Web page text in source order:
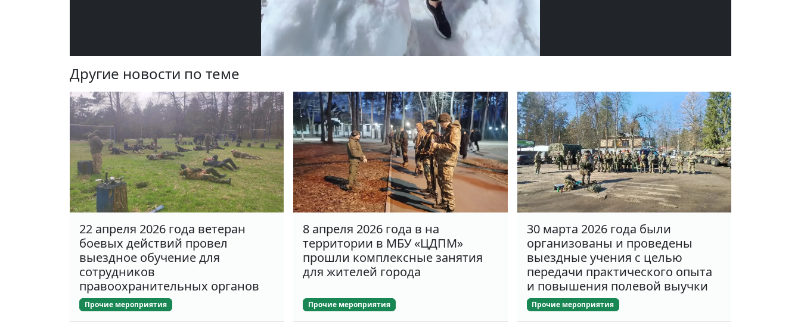
Другие новости по теме
22 апреля 2026 года ветеран
боевых действий провел
выездное обучение для
сотрудников
правоохранительных органов
Прочие мероприятия
8 апреля 2026 года в на
территории в МБУ «ЦДПМ»
прошли комплексные занятия
для жителей города
Прочие мероприятия
30 марта 2026 года были
организованы и проведены
выездные учения с целью
передачи практического опыта
и повышения полевой выучки
Прочие мероприятия